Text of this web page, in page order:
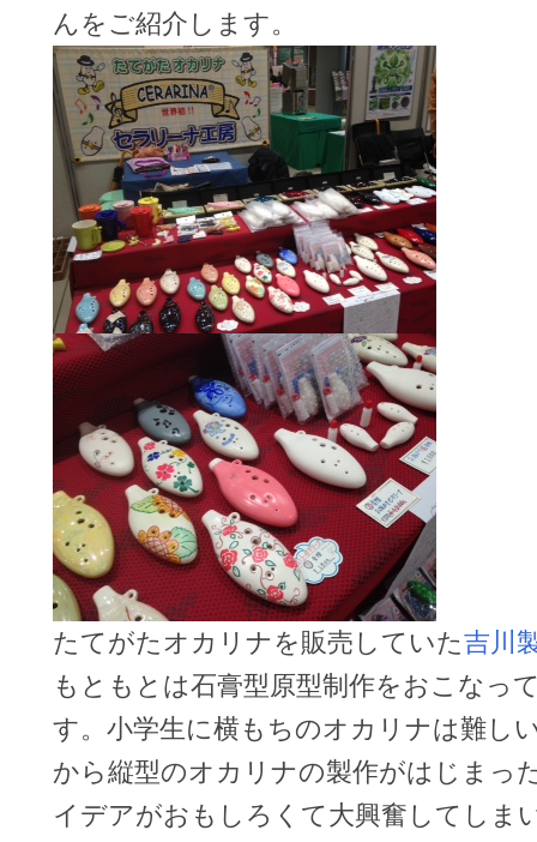
んをご紹介します。
たてがたオカリナを販売していた吉川
もともとは石膏型原型制作をおこなっ
す。小学生に横もちのオカリナは難し
から縦型のオカリナの製作がはじまっ
イデアがおもしろくて大興奮してしま